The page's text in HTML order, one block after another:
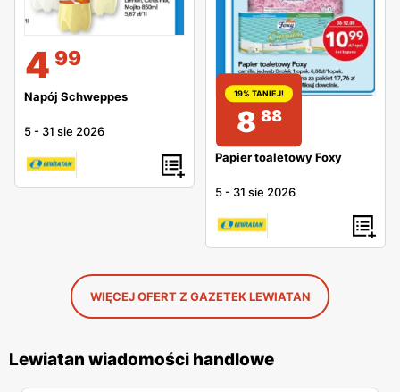
4 99
Napój Schweppes
5 - 31 sie 2026
19% TANIEJ!
8 88
Papier toaletowy Foxy
5 - 31 sie 2026
WIĘCEJ OFERT Z GAZETEK LEWIATAN
Lewiatan wiadomości handlowe